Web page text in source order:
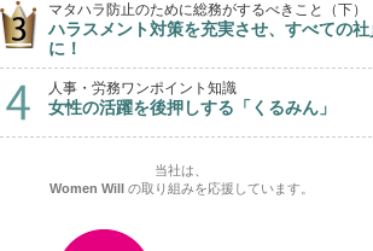
マタハラ防止のために総務がするべきこと（下）
ハラスメント対策を充実させ、すべての
に！
人事・労務ワンポイント知識
女性の活躍を後押しする「くるみん」
当社は、
Women Will
の取り組みを応援しています。